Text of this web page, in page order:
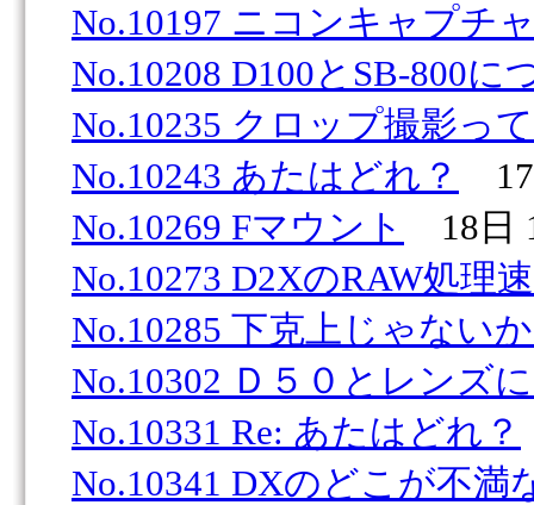
No.10197 ニコンキャプチ
No.10208 D100とSB-800に
No.10235 クロップ撮影っ
No.10243 あたはどれ？
17
No.10269 Fマウント
18日
No.10273 D2XのRAW処理
No.10285 下克上じゃない
No.10302 Ｄ５０とレンズ
No.10331 Re: あたはどれ？
No.10341 DXのどこが不満